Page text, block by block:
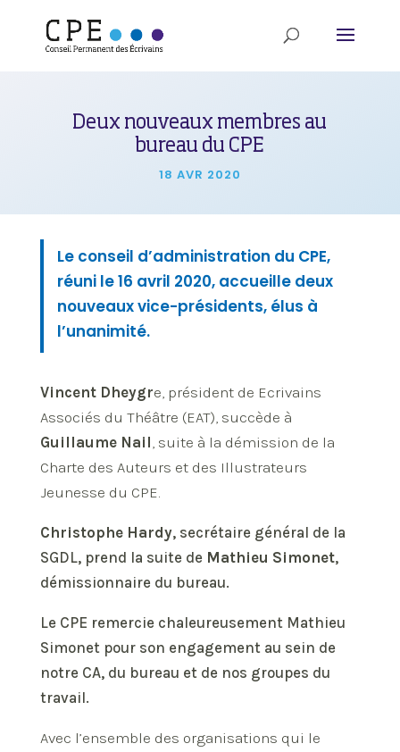
Deux nouveaux membres au
bureau du CPE
18 AVR 2020
Le conseil d’administration du CPE,
réuni le 16 avril 2020, accueille deux
nouveaux vice-présidents, élus à
l’unanimité.
Vincent Dheygre, président de Ecrivains
Associés du Théâtre (EAT), succède à
Guillaume Nail , suite à la démission de la
Charte des Auteurs et des Illustrateurs
Jeunesse du CPE.
Christophe Hardy, secrétaire général de la
SGDL, prend la suite de Mathieu Simonet,
démissionnaire du bureau.
Le CPE remercie chaleureusement Mathieu
Simonet pour son engagement au sein de
notre CA, du bureau et de nos groupes du
travail.
Avec l’ensemble des organisations qui le